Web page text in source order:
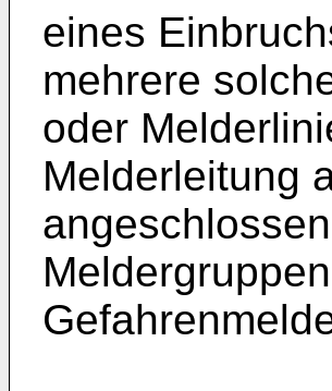
eines
mehrere
oder
Melderleitung